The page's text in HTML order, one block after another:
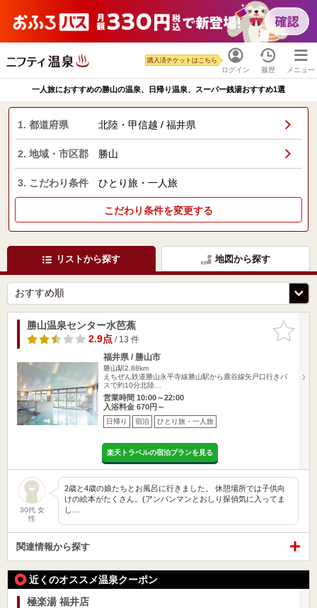
ログイン
購入済チケットはこちら
履歴 メニュー
一人旅におすすめの勝山の温泉、日帰り温泉、スーパー銭湯おすすめ1選
1. 都道府県 北陸・甲信越 / 福井県
2. 地域・市区郡 勝山
3. こだわり条件 ひとり旅・一人旅
こだわり条件を変更する
リストから探す 地図から探す
お気に入
りに追加
勝山温泉センター水芭蕉
2.9点/ 13 件
福井県 / 勝山市
勝山駅2.88km
えちぜん鉄道勝山永平寺線勝山駅から鹿谷線矢戸口行きバ
スで約10分北陸…
営業時間 10:00～22:00
入浴料金 670円～
日帰り 宿泊 ひとり旅・一人旅
楽天トラベルの宿泊プランを見る
30代 女
性
2歳と4歳の娘たちとお風呂に行きました。 休憩場所では子供向
けの絵本がたくさん。(アンパンマンとおしり探偵気に入ってま
し…
関連情報から探す
近くのオススメ温泉クーポン
極楽湯 福井店